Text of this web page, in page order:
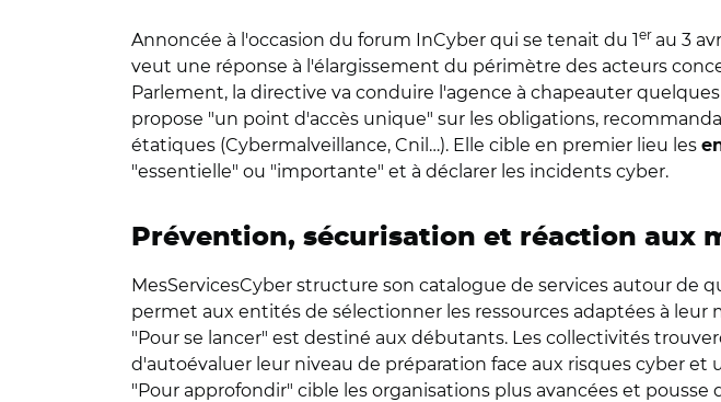
Annoncée à l'occasion du forum InCyber qui se tenait du 1er au 3
veut une réponse à l'élargissement du périmètre des acteurs
Parlement, la directive va conduire l'agence à chapeauter quelques
propose "un point d'accès unique" sur les obligations,
étatiques (Cybermalveillance, Cnil…). Elle cible en premier lieu les
"essentielle" ou "importante" et à déclarer les incidents cyber.
Prévention, sécurisation et réaction aux
MesServicesCyber structure son catalogue de services autour de
permet aux entités de sélectionner les ressources adaptées à leur
"Pour se lancer" est destiné aux débutants. Les collectivités
d'autoévaluer leur niveau de préparation face aux risques cyber
"Pour approfondir" cible les organisations plus avancées et